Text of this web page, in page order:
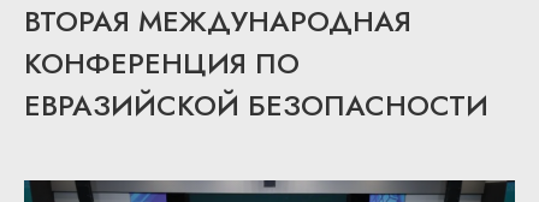
Спа-центр
+375 (29) 173-
10-74
+375
77-01
ВТОРАЯ МЕЖДУНАРОДНАЯ
КОНФЕРЕНЦИЯ ПО
ЕВРАЗИЙСКОЙ БЕЗОПАСНОСТИ